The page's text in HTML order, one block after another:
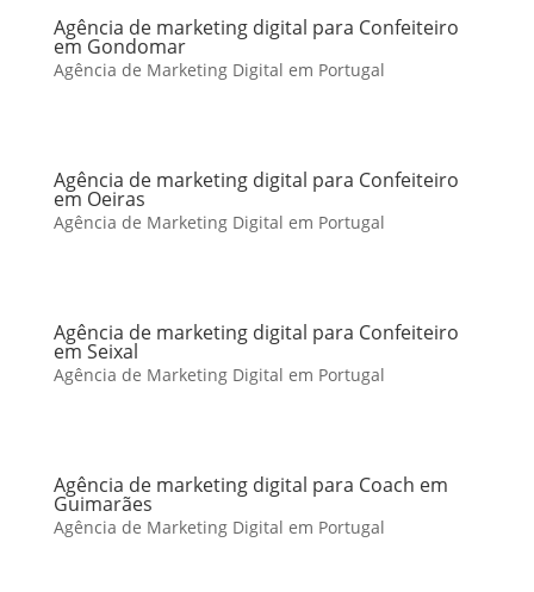
Agência de marketing digital para Confeiteiro
em Gondomar
Agência de Marketing Digital em Portugal
Agência de marketing digital para Confeiteiro
em Oeiras
Agência de Marketing Digital em Portugal
Agência de marketing digital para Confeiteiro
em Seixal
Agência de Marketing Digital em Portugal
Agência de marketing digital para Coach em
Guimarães
Agência de Marketing Digital em Portugal